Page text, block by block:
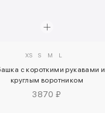
XS S M L
с короткими рукавами и
круглым воротником
3870 ₽